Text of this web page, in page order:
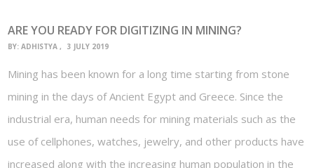
ARE YOU READY FOR DIGITIZING IN MINING?
BY:ADHISTYA 3 JULY 2019
Mining has been known for a long time starting from stone
mining in the days of Ancient Egypt and Greece. Since the
industrial era, human needs for mining materials such as the
use of cellphones, watches, jewelry, and other products have
increased along with the increasing human population in the